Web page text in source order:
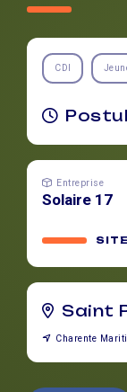
CDI
Entreprise
Solaire 17
Saint
Charente